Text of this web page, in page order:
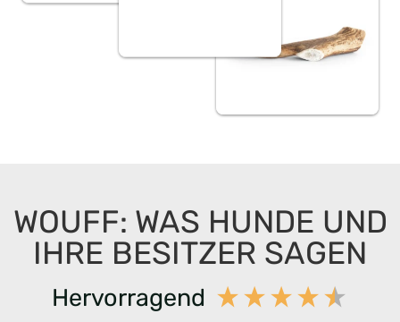
WOUFF: WAS HUNDE UND
IHRE BESITZER SAGEN
Hervorragend